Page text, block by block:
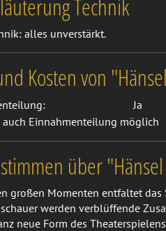
Technik
alles unverstärkt.
Kosten von
Ja
Einnahmenteilung möglich
über
großen Momenten entfaltet das
werden verblüffende
neue Form des